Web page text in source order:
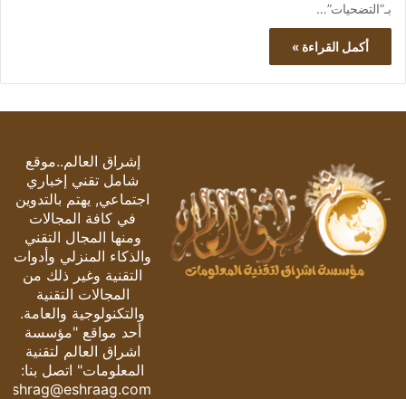
بـ”التضحيات”…
أكمل القراءة »
إشراق العالم..موقع
شامل تقني إخباري
اجتماعي, يهتم بالتدوين
في كافة المجالات
ومنها المجال التقني
والذكاء المنزلي وأدوات
التقنية وغير ذلك من
المجالات التقنية
والتكنولوجية والعامة.
أحد مواقع "مؤسسة
اشراق العالم لتقنية
المعلومات" اتصل بنا:
eshrag@eshraag.com